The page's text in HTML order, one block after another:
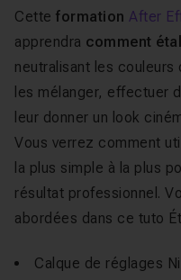
Cette formation After
apprendra comment
neutralisant les
les mélanger, effectuer
leur donner un look
Vous verrez comment
la plus simple à la plus
résultat professionnel.
abordées dans ce tuto
Calque de réglages